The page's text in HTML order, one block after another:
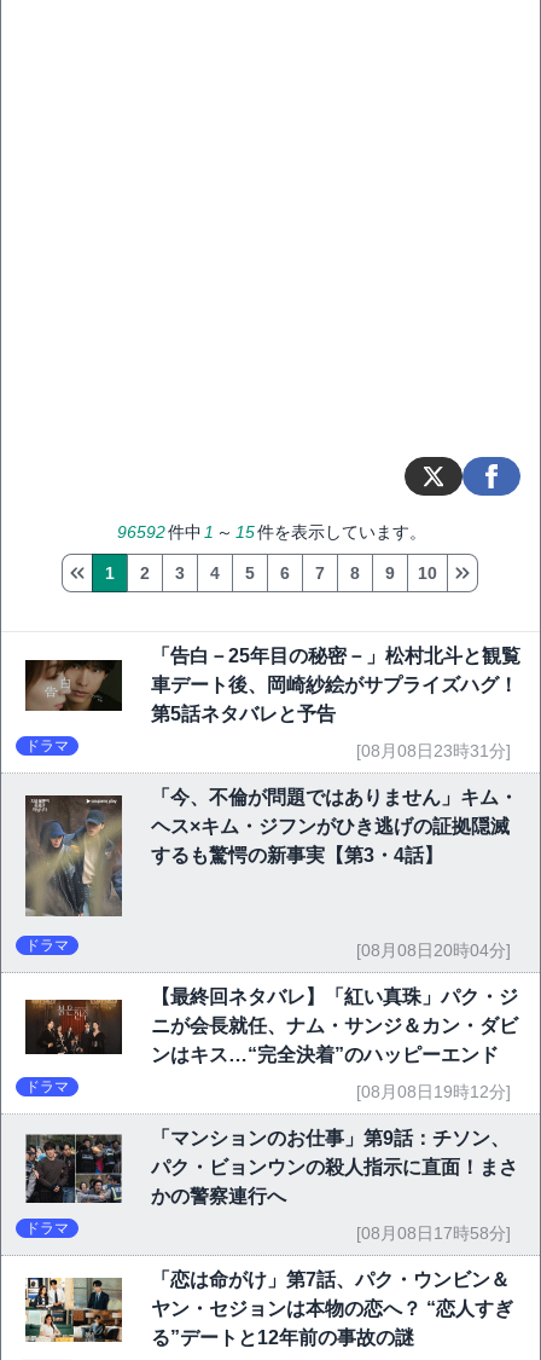
96592件中1 ～ 15件を表示しています。
1 2 3 4 5 6 7 8 9 10
「告白－25年目の秘密－」松村北斗と観覧
車デート後、岡崎紗絵がサプライズハグ！
第5話ネタバレと予告
ドラマ [08月08日23時31分]
「今、不倫が問題ではありません」キム・
ヘス×キム・ジフンがひき逃げの証拠隠滅
するも驚愕の新事実【第3・4話】
ドラマ [08月08日20時04分]
【最終回ネタバレ】「紅い真珠」パク・ジ
ニが会長就任、ナム・サンジ＆カン・ダビ
ンはキス…“完全決着”のハッピーエンド
ドラマ [08月08日19時12分]
「マンションのお仕事」第9話：チソン、
パク・ビョンウンの殺人指示に直面！まさ
かの警察連行へ
ドラマ [08月08日17時58分]
「恋は命がけ」第7話、パク・ウンビン＆
ヤン・セジョンは本物の恋へ？ “恋人すぎ
る”デートと12年前の事故の謎